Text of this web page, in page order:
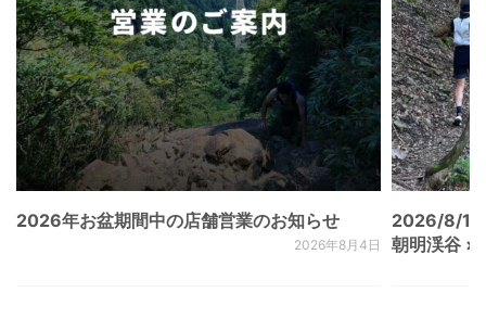
2026年お盆期間中の店舗営業のお知らせ
2026年8月4日
2026/8/
朝明渓谷 ×